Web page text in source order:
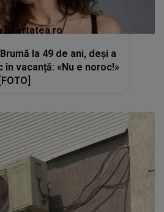
la 49 de ani, deși a
vacanță: «Nu e noroc!»
[FOTO]